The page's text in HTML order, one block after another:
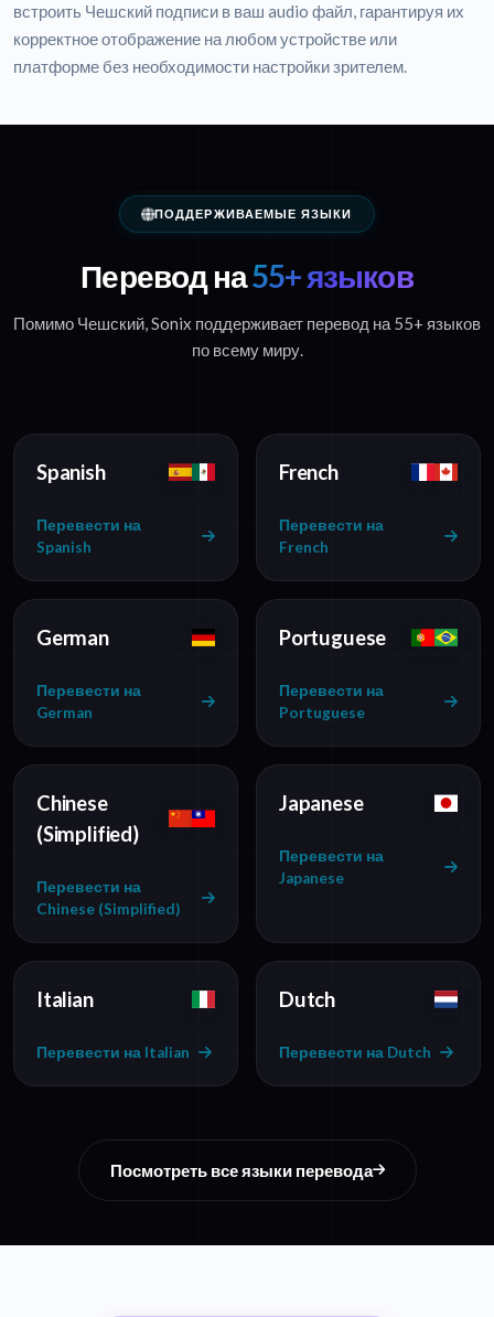
встроить Чешский подписи в ваш audio файл, гарантируя их
корректное отображение на любом устройстве или
платформе без необходимости настройки зрителем.
ПОДДЕРЖИВАЕМЫЕ ЯЗЫКИ
Перевод на55+ языков
Помимо Чешский, Sonix поддерживает перевод на 55+ языков
по всему миру.
Spanish
Перевести на
Spanish
French
Перевести на
French
German
Перевести на
German
Portuguese
Перевести на
Portuguese
Chinese
(Simplified)
Перевести на
Chinese (Simplified)
Japanese
Перевести на
Japanese
Italian
Перевести на Italian
Dutch
Перевести на Dutch
Посмотреть все языки перевода